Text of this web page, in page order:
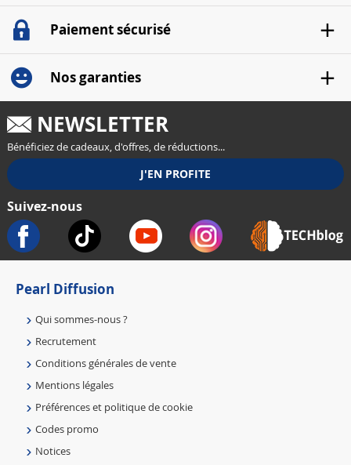
Paiement sécurisé
Nos garanties
NEWSLETTER
Bénéficiez de cadeaux, d'offres, de réductions...
Suivez-nous
Pearl Diffusion
Qui sommes-nous ?
Recrutement
Conditions générales de vente
Mentions légales
Préférences et politique de cookie
Codes promo
Notices